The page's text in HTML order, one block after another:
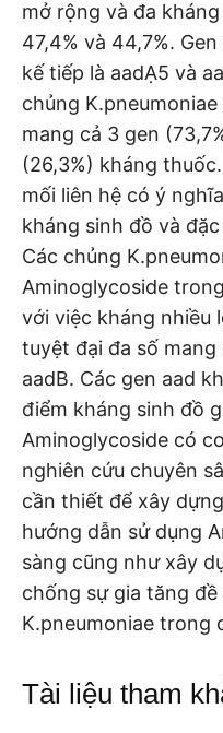
mở rộng và đa
47,4% và 44,7%.
kế tiếp là aadẠ5 và
chủng
mang cả 3 gen
(26,3%) kháng
mối liên hệ có ý
kháng sinh đồ và
Các chủng
Aminoglycoside
với việc kháng nhiều
tuyệt đại đa số mang
aadB. Các gen aad
điểm kháng sinh đồ
Aminoglycoside có
nghiên cứu chuyên
cần thiết để xây
hướng dẫn sử dụng
sàng cũng như xây
chống sự gia tăng
K.pneumoniae trong
Tài liệu tham